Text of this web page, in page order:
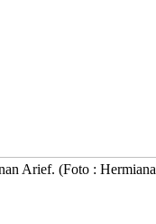
Arief. (Foto :